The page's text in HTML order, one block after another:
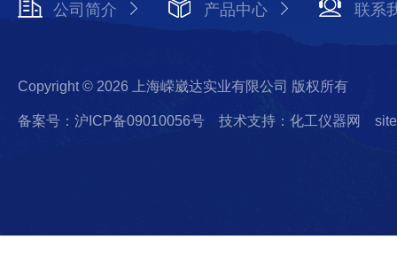
公司简介 产品中心 联系
Copyright © 2026 上海嵘崴达实业有限公司 版权所有
备案号：沪ICP备09010056号 技术支持：化工仪器网